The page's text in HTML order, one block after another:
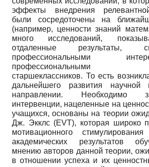
эффекты внедрения
были сосредоточены на
(например, ценности знаний
много исследований,
отдаленные результаты,
профессиональными
профессиональными
старшеклассников. То есть
дальнейшего развития
направлении. Необходимо
интервенции, нацеленные на
учащихся, основаны на теории
Дж. Экклс (EVT), которая широко
мотивационного
академических результатов
мнению авторов данной теории,
в отношении успеха и их